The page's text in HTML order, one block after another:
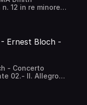
12 in re minore
- Adagio) 3. Aurora
Riccardo Chailly,
Ernest Bloch -
- Concerto
02.- II. Allegro
ORCHESTRA OF